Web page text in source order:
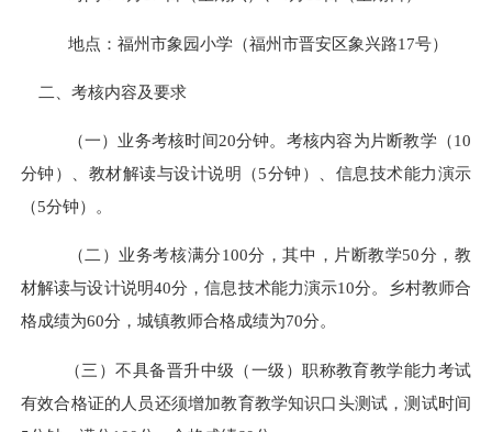
地点：福州市象园小学（福州市晋安区象兴路17号）
二、考核内容及要求
（一）业务考核时间20分钟。 考核内容为 片断教学（10
分钟）
教材解读与设计说明（5分钟）、 信息技术能力演示
（5分钟）。
（二） 业务考核满分100分，其中，片断教学50分 ，教
材解读与设计说明40分，信息技术能力演示10分。
乡村教师合
格成绩为60分，城镇教师合格成绩为70分。
（三）不具备晋升中级（一级）职称教育教学能力考试
有效合格证的人员还须增加教育教学知识口头测试 ，测试时间